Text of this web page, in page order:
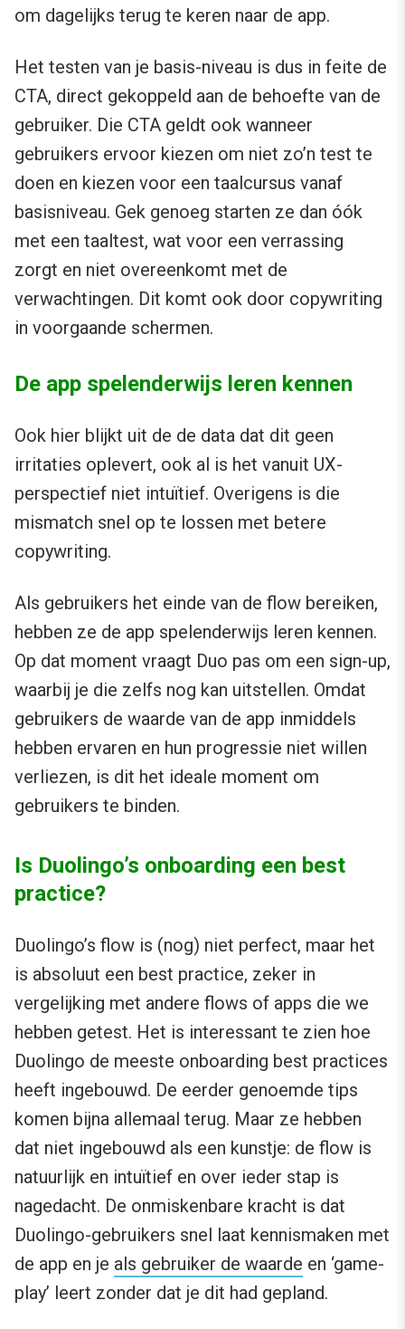
om dagelijks terug te keren naar de app.
Het testen van je basis-niveau is dus in feite de
CTA, direct gekoppeld aan de behoefte van de
gebruiker. Die CTA geldt ook wanneer
gebruikers ervoor kiezen om niet zo’n test te
doen en kiezen voor een taalcursus vanaf
basisniveau. Gek genoeg starten ze dan óók
met een taaltest, wat voor een verrassing
zorgt en niet overeenkomt met de
verwachtingen. Dit komt ook door copywriting
in voorgaande schermen.
De app spelenderwijs leren kennen
Ook hier blijkt uit de de data dat dit geen
irritaties oplevert, ook al is het vanuit UX-
perspectief niet intuïtief. Overigens is die
mismatch snel op te lossen met betere
copywriting.
Als gebruikers het einde van de flow bereiken,
hebben ze de app spelenderwijs leren kennen.
Op dat moment vraagt Duo pas om een sign-up,
waarbij je die zelfs nog kan uitstellen. Omdat
gebruikers de waarde van de app inmiddels
hebben ervaren en hun progressie niet willen
verliezen, is dit het ideale moment om
gebruikers te binden.
Is Duolingo’s onboarding een best
practice?
Duolingo’s flow is (nog) niet perfect, maar het
is absoluut een best practice, zeker in
vergelijking met andere flows of apps die we
hebben getest. Het is interessant te zien hoe
Duolingo de meeste onboarding best practices
heeft ingebouwd. De eerder genoemde tips
komen bijna allemaal terug. Maar ze hebben
dat niet ingebouwd als een kunstje: de flow is
natuurlijk en intuïtief en over ieder stap is
nagedacht. De onmiskenbare kracht is dat
Duolingo-gebruikers snel laat kennismaken met
de app en je als gebruiker de waarde en ‘game-
play’ leert zonder dat je dit had gepland.